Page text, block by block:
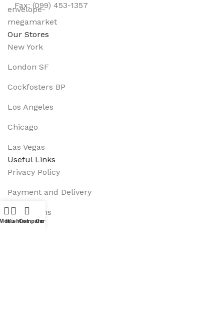
Fax: (099) 453-1357
Our Stores
New York
London SF
Cockfosters BP
Los Angeles
Chicago
Las Vegas
Useful Links
Privacy Policy
Payment and Delivery
Promotions
WishlistCompare
Cart